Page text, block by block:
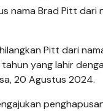
nama Brad Pitt dari
Pitt dari
yang lahir
20 Agustus 2024.